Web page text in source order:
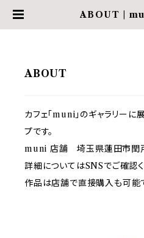
ABOUT |
ABOUT
カフェ「muni」のギャラリーに
プです。
muni 店舗 埼玉県蓮田市閏
詳細についてはSNSでご確認く
作品は店舗で直接購入も可能